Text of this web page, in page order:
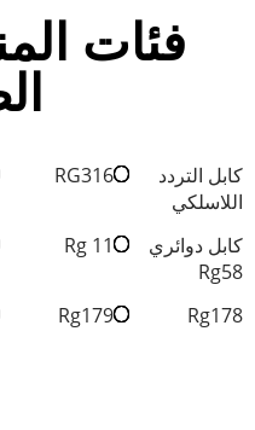
فئات
كابل التردد
اللاسلكي
RG316
كابل دوائري
Rg58
Rg 11
Rg178
Rg179